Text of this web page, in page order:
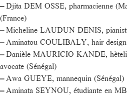
–Djita DEM OSSE, pharmacienne
(France)
–Micheline LAUDUN DENIS,
–Aminatou COULIBALY, hair
–Danièle MAURICIO KANDE,
avocate (Sénégal)
–Awa GUEYE, mannequin (Sénégal)
–Aminata SEYNOU, étudiante en